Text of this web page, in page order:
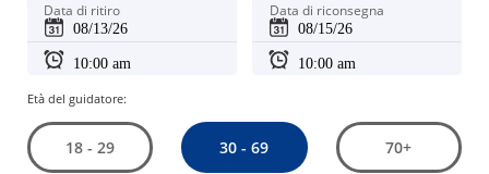
Data di ritiro Data di riconsegna
Età del guidatore:
18 - 29 30 - 69 70+